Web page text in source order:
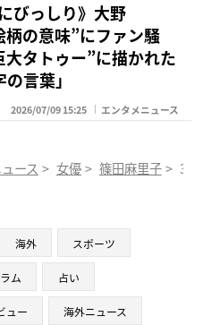
びっしり》大野
の意味”にファン騒
タトゥー”に描かれた
の言葉」
2026/07/09 15:25 エンタメニュース
ース > 女優 > 篠田麻里子 > 39
海外 スポーツ
ム 占い
ュー 海外ニュース